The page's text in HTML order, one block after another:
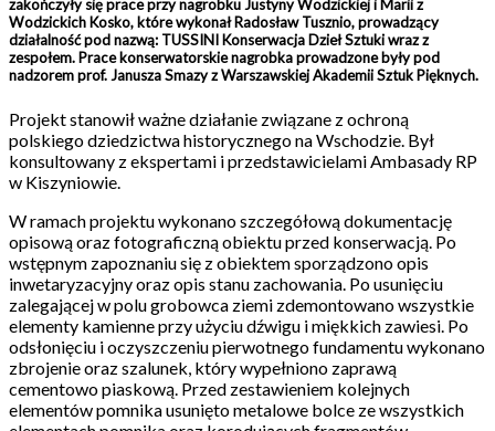
zakończyły się prace przy nagrobku Justyny Wodzickiej i Marii z
Wodzickich Kosko, które wykonał Radosław Tusznio, prowadzący
działalność pod nazwą: TUSSINI Konserwacja Dzieł Sztuki wraz z
zespołem. Prace konserwatorskie nagrobka prowadzone były pod
nadzorem prof. Janusza Smazy z Warszawskiej Akademii Sztuk Pięknych.
Projekt stanowił ważne działanie związane z ochroną
polskiego dziedzictwa historycznego na Wschodzie. Był
konsultowany z ekspertami i przedstawicielami Ambasady RP
w Kiszyniowie.
W ramach projektu wykonano szczegółową dokumentację
opisową oraz fotograficzną obiektu przed konserwacją. Po
wstępnym zapoznaniu się z obiektem sporządzono opis
inwetaryzacyjny oraz opis stanu zachowania. Po usunięciu
zalegającej w polu grobowca ziemi zdemontowano wszystkie
elementy kamienne przy użyciu dźwigu i miękkich zawiesi. Po
odsłonięciu i oczyszczeniu pierwotnego fundamentu wykonano
zbrojenie oraz szalunek, który wypełniono zaprawą
cementowo piaskową. Przed zestawieniem kolejnych
elementów pomnika usunięto metalowe bolce ze wszystkich